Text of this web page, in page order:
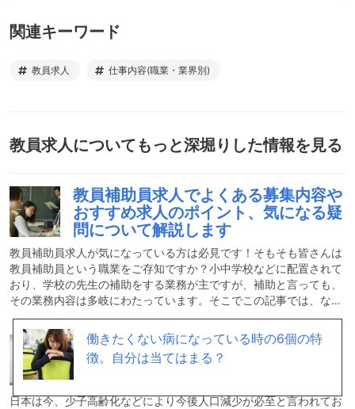
関連キーワード
教員求人 仕事内容(職業・業界別)
教員求人についてもっと深堀りした情報を見る
教員補助員求人でよくある募集内容や
おすすめ求人のポイント、気になる疑
問について解説します
教員補助員求人が気になっている方は必見です！そもそも皆さんは
教員補助員という職業をご存知ですか？小中学校などに配置されて
おり、学校の先生の補助をする業務が主ですが、補助と言っても、
その業務内容は多岐にわたっています。そこでこの記事では、なか
なか詳しくは知りえない教員補助員の業務内容や求人のおすすめポ
イントについて詳しく解説していきます。教員補助員の仕事内容と
は？現在、学校現場で活躍されている小中学校の先生はとても多忙
な日々を送っています。本来先生の仕事の中核は教材研究をし、よ
り良い授業を行うことで子どもたちの学力を向上させ、安心して過
ごせる学級経営により子どもたちの学校生活を尊重することです。
日本語教師求人でよくある募集内容
は？仕事内容や必要なスキル・経験に
ついてもご紹介！
日本は今、少子高齢化などにより今後人口減少が必至と言われてお
働きたくない病になっている時の6個の特
徴。自分は当てはまる？